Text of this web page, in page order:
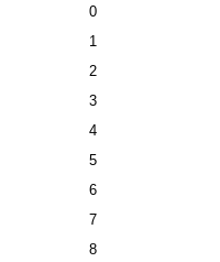
0
1
2
3
4
5
6
7
8